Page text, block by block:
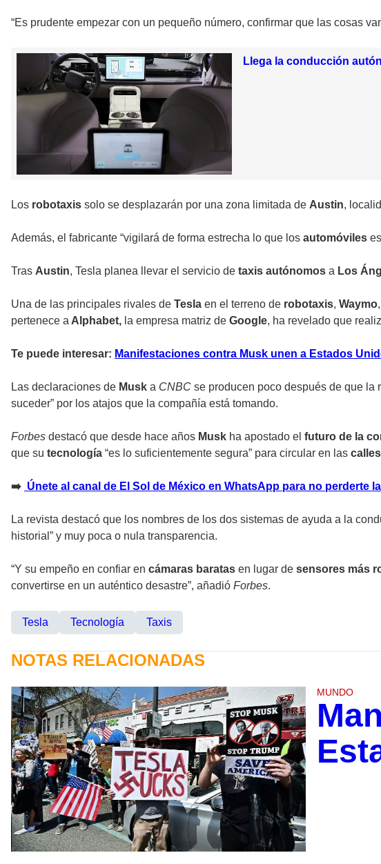
“Es prudente empezar con un pequeño número, confirmar que las cosas
Llega la conducción
Los robotaxis solo se desplazarán por una zona limitada de Austin,
Además, el fabricante “vigilará de forma estrecha lo que los automóviles
Tras Austin, Tesla planea llevar el servicio de taxis autónomos a Los
Una de las principales rivales de Tesla en el terreno de robotaxis, Waymo
pertenece a Alphabet, la empresa matriz de Google, ha revelado que
Te puede interesar: Manifestaciones contra Musk unen a Estados
Las declaraciones de Musk a CNBC se producen poco después de que la
suceder” por los atajos que la compañía está tomando.
Forbes destacó que desde hace años Musk ha apostado el futuro de la
que su tecnología “es lo suficientemente segura” para circular en las calles
➡️ Únete al canal de El Sol de México en WhatsApp para no perderte
La revista destacó que los nombres de los dos sistemas de ayuda a la
historial” y muy poca o nula transparencia.
“Y su empeño en confiar en cámaras baratas en lugar de sensores más
convertirse en un auténtico desastre”, añadió Forbes.
Tesla Tecnología Taxis
NOTAS RELACIONADAS
MUNDO